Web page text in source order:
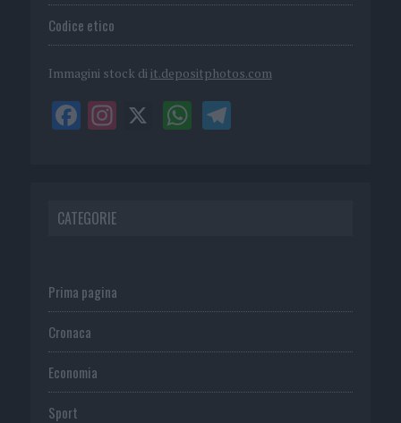
Codice etico
Immagini stock di it.depositphotos.com
CATEGORIE
Prima pagina
Cronaca
Economia
Sport